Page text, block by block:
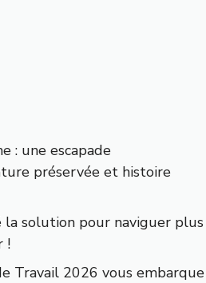
: une escapade
préservée et histoire
la solution pour naviguer plus
!
Travail 2026 vous embarque